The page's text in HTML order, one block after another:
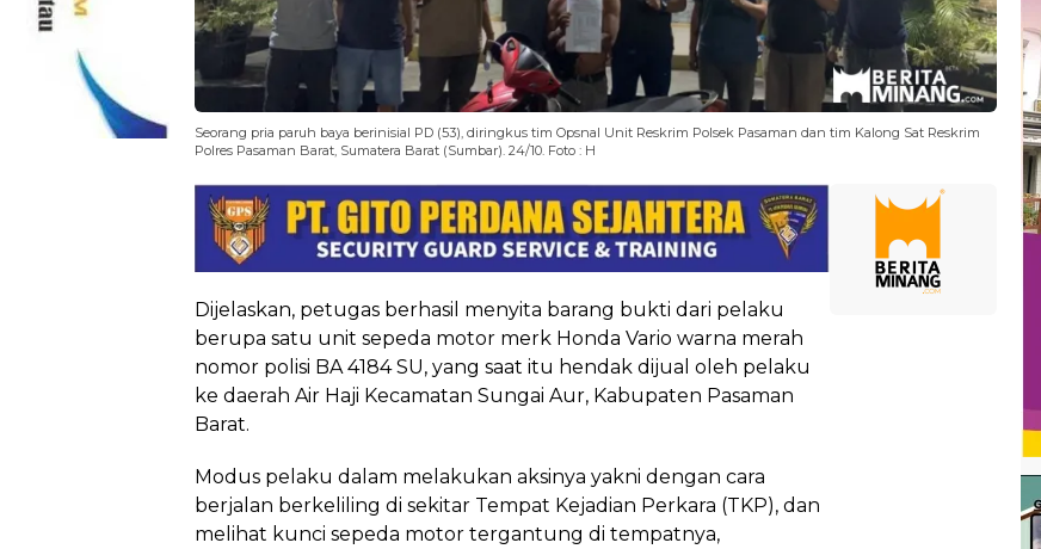
Seorang pria paruh baya berinisial PD (53), diringkus tim Opsnal Unit Reskrim Polsek Pasaman dan tim Kalong Sat Reskrim
Polres Pasaman Barat, Sumatera Barat (Sumbar). 24/10. Foto : H
Dijelaskan, petugas berhasil menyita barang bukti dari pelaku
berupa satu unit sepeda motor merk Honda Vario warna merah
nomor polisi BA 4184 SU, yang saat itu hendak dijual oleh pelaku
ke daerah Air Haji Kecamatan Sungai Aur, Kabupaten Pasaman
Barat.
Modus pelaku dalam melakukan aksinya yakni dengan cara
berjalan berkeliling di sekitar Tempat Kejadian Perkara (TKP), dan
melihat kunci sepeda motor tergantung di tempatnya,